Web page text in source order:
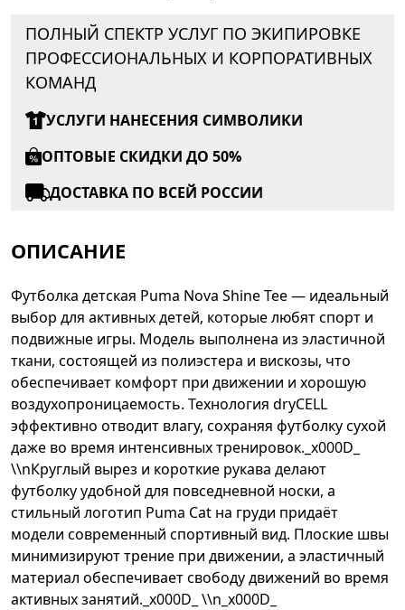
ПОЛНЫЙ СПЕКТР УСЛУГ ПО ЭКИПИРОВКЕ
ПРОФЕССИОНАЛЬНЫХ И КОРПОРАТИВНЫХ
КОМАНД
УСЛУГИ НАНЕСЕНИЯ СИМВОЛИКИ
ОПТОВЫЕ СКИДКИ ДО 50%
ДОСТАВКА ПО ВСЕЙ РОССИИ
ОПИСАНИЕ
Футболка детская Puma Nova Shine Tee — идеальный
выбор для активных детей, которые любят спорт и
подвижные игры. Модель выполнена из эластичной
ткани, состоящей из полиэстера и вискозы, что
обеспечивает комфорт при движении и хорошую
воздухопроницаемость. Технология dryCELL
эффективно отводит влагу, сохраняя футболку сухой
даже во время интенсивных тренировок._x000D_
\\nКруглый вырез и короткие рукава делают
футболку удобной для повседневной носки, а
стильный логотип Puma Cat на груди придаёт
модели современный спортивный вид. Плоские швы
минимизируют трение при движении, а эластичный
материал обеспечивает свободу движений во время
активных занятий._x000D_ \\n_x000D_